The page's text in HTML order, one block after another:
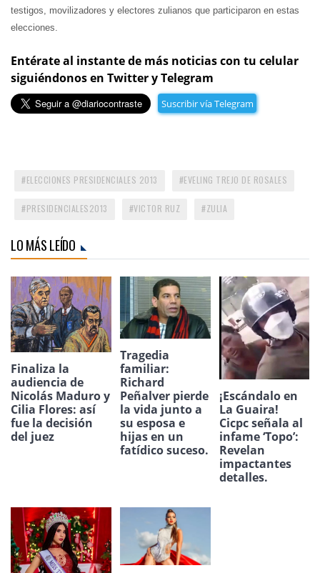
testigos, movilizadores y electores zulianos que participaron en estas
elecciones.
Entérate al instante de más noticias con tu celular
siguiéndonos en Twitter y Telegram
Suscribir vía Telegram
ELECCIONES PRESIDENCIALES 2013 EVELING TREJO DE ROSALES
PRESIDENCIALES2013 VICTOR RUZ ZULIA
LO MÁS LEÍDO
Finaliza la
audiencia de
Nicolás Maduro y
Cilia Flores: así
fue la decisión
del juez
Tragedia
familiar:
Richard
Peñalver pierde
la vida junto a
su esposa e
hijas en un
fatídico suceso.
¡Escándalo en
La Guaira!
Cicpc señala al
infame ‘Topo’:
Revelan
impactantes
detalles.